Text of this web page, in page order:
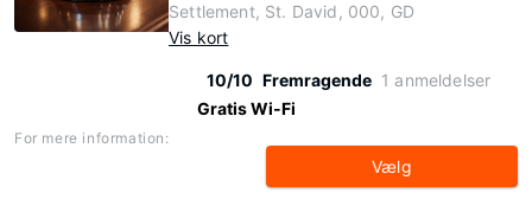
Settlement, St. David, 000, GD
Vis kort
10/10 Fremragende 1 anmeldelser
Gratis Wi-Fi
For mere information:
Vælg